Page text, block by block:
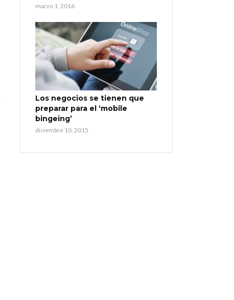
marzo 1, 2016
Los negocios se tienen que
preparar para el ‘mobile
bingeing’
diciembre 10, 2015